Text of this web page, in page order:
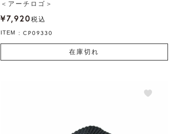
＜アーチロゴ＞
¥7,920税込
ITEM CP09330
在庫切れ